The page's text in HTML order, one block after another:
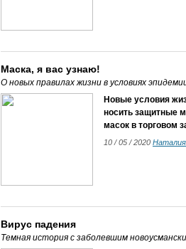
Маска, я вас узнаю!
О новых правилах жизни в условиях
Новые условия
носить защитные
масок в торговом
10 / 05 / 2020
Вирус падения
Темная история с заболевшим